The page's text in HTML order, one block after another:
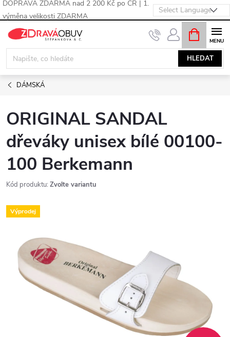
DOPRAVA ZDARMA nad 2 200 Kč po ČR | 1.
výměna velikosti ZDARMA
Přejít
obsah
HLEDAT
NÁKUPNÍ
KOŠÍK
DÁMSKÁ
ORIGINAL SANDAL
dřeváky unisex bílé 00100-
100 Berkemann
Kód produktu: Zvolte variantu
Výprodej